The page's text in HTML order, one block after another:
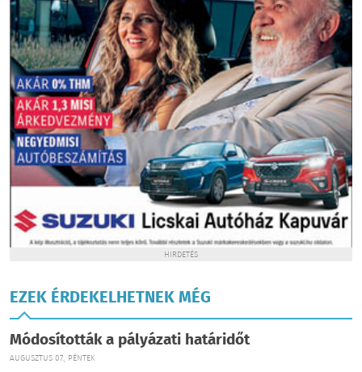
HIRDETÉS
EZEK ÉRDEKELHETNEK MÉG
Módosították a pályázati határidőt
AUGUSZTUS 07., PÉNTEK